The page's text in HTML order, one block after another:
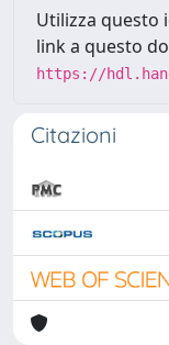
Utilizza questo
link a questo
https://
Citazioni